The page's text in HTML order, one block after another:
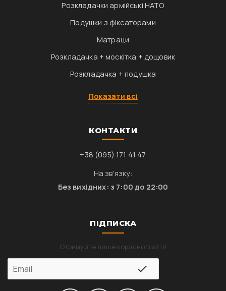
Розкладачки армійські НАТО
Подушки з фіксаторами
Матраци
Розкладачка + москітка + дощовик
Розкладачка + подушка
Показати всі
КОНТАКТИ
+38 (095) 171 41 47
На зв'язку:
Без вихідних: з 7:00 до 22:00
ПІДПИСКА
Отримуйте лише корисні статті!